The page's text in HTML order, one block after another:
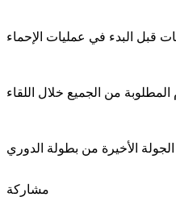
مشاركة